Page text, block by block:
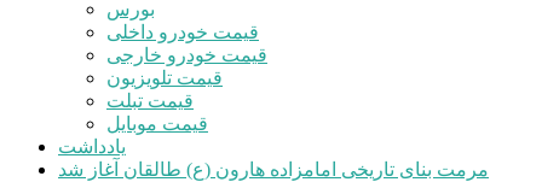
بورس
قیمت خودرو داخلی
قیمت خودرو خارجی
قیمت تلویزیون
قیمت تبلت
قیمت موبایل
یادداشت
مرمت بنای تاریخی امامزاده هارون (ع) طالقان آغاز شد